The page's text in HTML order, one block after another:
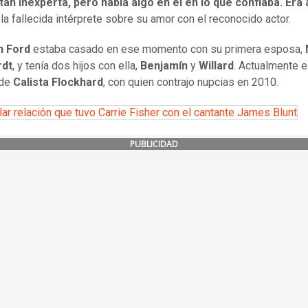
fallecida intérprete sobre su amor con el reconocido actor.
Ford estaba casado en ese momento con su primera esposa,
, y tenía dos hijos con ella, Benjamín y Willard. Actualmente
Calista Flockhard, con quien contrajo nupcias en 2010.
relación que tuvo Carrie Fisher con el cantante James Blunt
PUBLICIDAD